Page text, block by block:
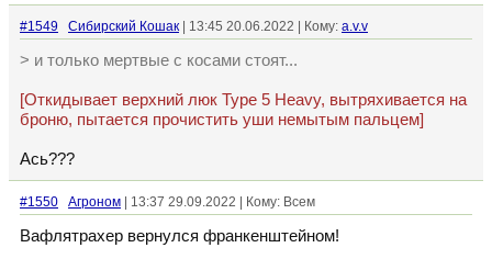
#1549 Сибирский Кошак | 13:45 20.06.2022 | Кому: a.v.v
> и только мертвые с косами стоят...
[Откидывает верхний люк Type 5 Heavy, вытряхивается на
броню, пытается прочистить уши немытым пальцем]
Ась???
#1550 Агроном | 13:37 29.09.2022 | Кому: Всем
Вафлятрахер вернулся франкенштейном!